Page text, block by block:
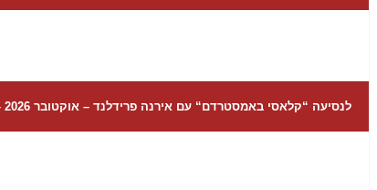
לנסיעה “קלאסי באמסטרדם“ עם אירנה פרידלנד – אוקטובר 2026 – הקליקו כאן